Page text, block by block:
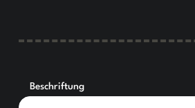
Beschriftung